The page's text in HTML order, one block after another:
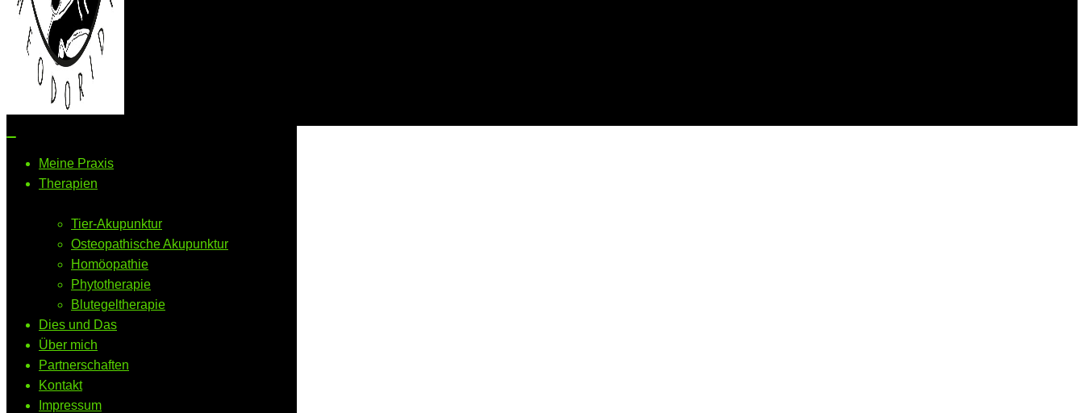
Meine Praxis
Therapien
Tier-Akupunktur
Osteopathische Akupunktur
Homöopathie
Phytotherapie
Blutegeltherapie
Dies und Das
Über mich
Partnerschaften
Kontakt
Impressum